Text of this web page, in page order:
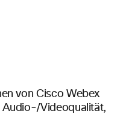
von Cisco Webex
Audio-/Videoqualität,